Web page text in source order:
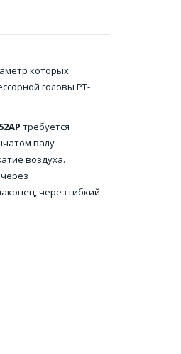
которых
головы PT-
требуется
валу
воздуха.
через гибкий